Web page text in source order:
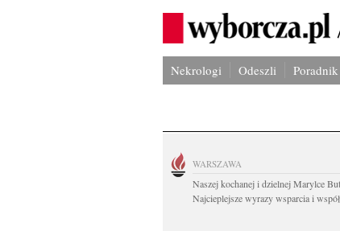
Nekrologi Odeszli
WARSZAWA
Naszej kochanej i dzielnej Marylce
Najcieplejsze wyrazy wsparcia i